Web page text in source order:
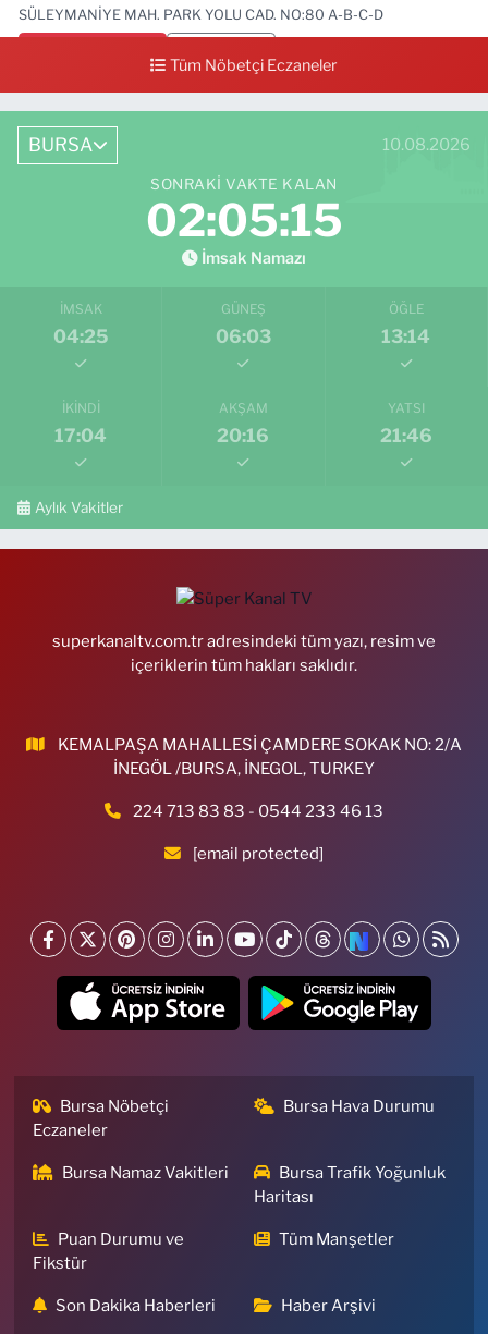
SÜLEYMANİYE MAH. PARK YOLU CAD. NO:80 A-B-C-D
Tüm Nöbetçi Eczaneler
BURSA 10.08.2026
SONRAKI VAKTE KALAN
02:05:14
İmsak Namazı
İMSAK
04:25
GÜNEŞ
06:03
ÖĞLE
13:14
İKINDI
17:04
AKŞAM
20:16
YATSI
21:46
Aylık Vakitler
superkanaltv.com.tr adresindeki tüm yazı, resim ve
içeriklerin tüm hakları saklıdır.
KEMALPAŞA MAHALLESİ ÇAMDERE SOKAK NO: 2/A
İNEGÖL /BURSA, İNEGOL, TURKEY
224 713 83 83 - 0544 233 46 13
[email protected]
Bursa Nöbetçi
Eczaneler
Bursa Hava Durumu
Bursa Namaz Vakitleri
Bursa Trafik Yoğunluk
Haritası
Puan Durumu ve
Fikstür
Tüm Manşetler
Son Dakika Haberleri Haber Arşivi